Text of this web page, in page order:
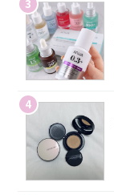
3
4